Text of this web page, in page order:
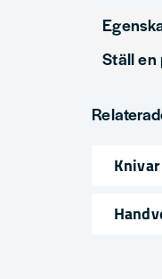
Produkttyp
Ställ en
Fråga